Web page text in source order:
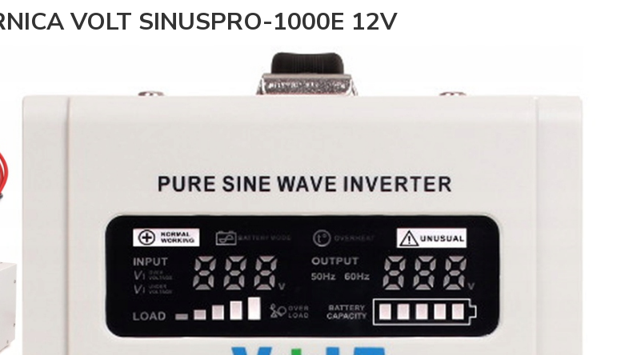
VOLT SINUSPRO-1000E 12V